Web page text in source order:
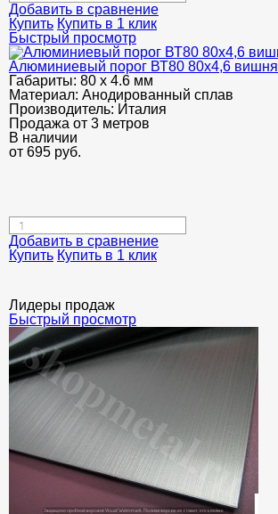
Добавить в сравнение
Купить Купить в 1 клик
Быстрый просмотр
Алюминиевый порог ВТ80 80х4,6 вишня
Габариты: 80 х 4.6 мм
Материал: Анодированный сплав
Производитель: Италия
Продажа от 3 метров
В наличии
от 695 руб.
Добавить в сравнение
Купить Купить в 1 клик
Лидеры продаж
Быстрый просмотр